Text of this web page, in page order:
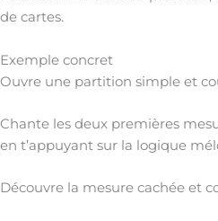
de cartes.
Exemple concret
Ouvre une partition simple et
Chante les deux premières
en t’appuyant sur la logique
Découvre la mesure cachée et